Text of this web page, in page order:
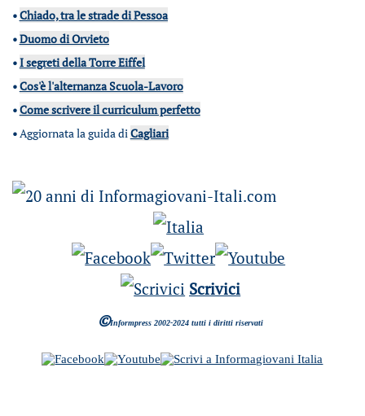
•Chiado, tra le strade di Pessoa
•Duomo di Orvieto
•I segreti della Torre Eiffel
•Cos'è l'alternanza Scuola-Lavoro
•Come scrivere il curriculum perfetto
•Aggiornata la guida diCagliari
Scrivici
©Informpress 2002-2024 tutti i diritti riservati